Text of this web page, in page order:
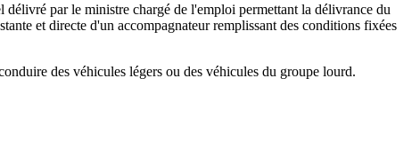
par le ministre chargé de l'emploi permettant la délivrance du
et directe d'un accompagnateur remplissant des conditions fixées
des véhicules légers ou des véhicules du groupe lourd.